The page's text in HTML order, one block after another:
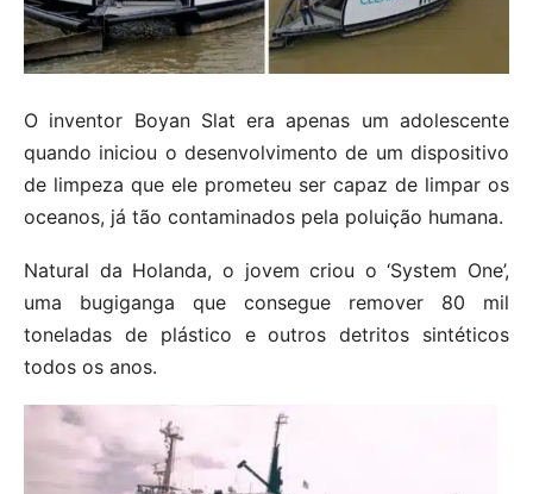
O inventor Boyan Slat era apenas um adolescente
quando iniciou o desenvolvimento de um dispositivo
de limpeza que ele prometeu ser capaz de limpar os
oceanos, já tão contaminados pela poluição humana.
Natural da Holanda, o jovem criou o ‘System One’,
uma bugiganga que consegue remover 80 mil
toneladas de plástico e outros detritos sintéticos
todos os anos.